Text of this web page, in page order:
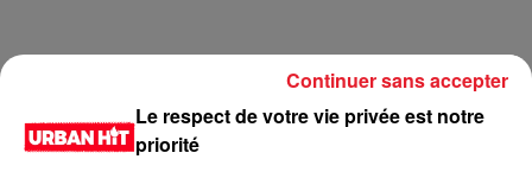
Le respect de votre vie privée est notre
priorité
Continuer sans accepter